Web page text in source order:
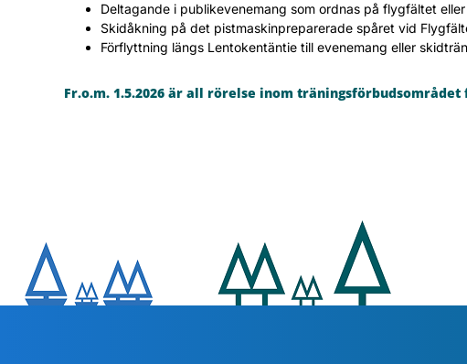
Deltagande i publikevenemang som ordnas på flygfältet
Skidåkning på det pistmaskinpreparerade spåret vid
Förflyttning längs Lentokentäntie till evenemang eller
Fr.o.m. 1.5.2026 är all rörelse inom träningsförbudsområdet